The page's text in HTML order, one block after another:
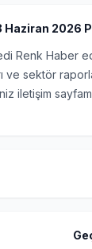
Haziran 2026
Renk Haber
ve sektör
iletişim